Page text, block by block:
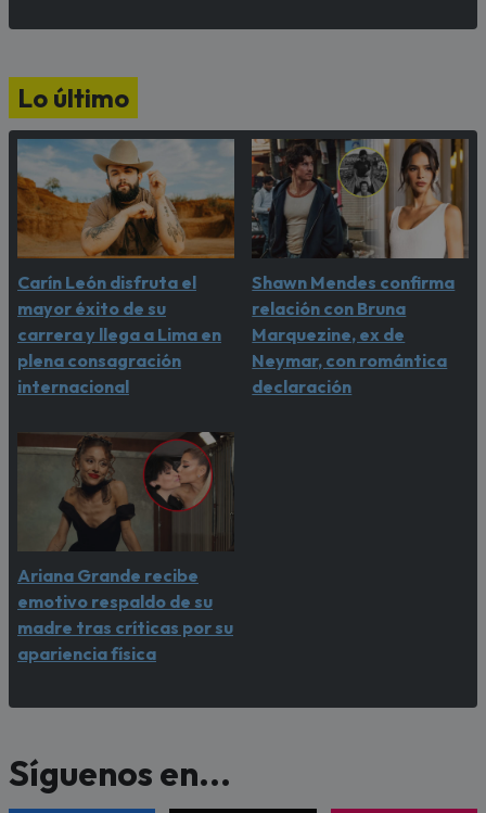
Lo último
Carín León disfruta el
mayor éxito de su
carrera y llega a Lima en
plena consagración
internacional
Shawn Mendes confirma
relación con Bruna
Marquezine, ex de
Neymar, con romántica
declaración
Ariana Grande recibe
emotivo respaldo de su
madre tras críticas por su
apariencia física
Síguenos en...